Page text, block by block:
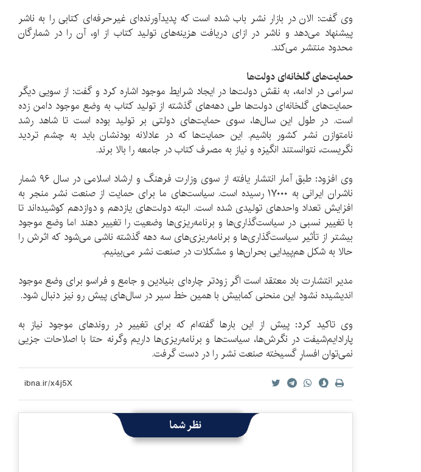
وی گفت: الان در بازار نشر باب شده است که پدیدآورنده‌ای غیرحرفه‌ای کتابی را به ناشر
پیشنهاد می‌دهد و ناشر در ازای دریافت هزینه‌های تولید کتاب از او، آن را در شمارگان
محدود منتشر می‌کند.
حمایت‌های گلخانه‌ای دولت‌ها
سرامی در ادامه، به نقش دولت‌ها در ایجاد شرایط موجود اشاره کرد و گفت: از سویی دیگر
حمایت‌های گلخانه‌ای دولت‌ها طی دهه‌های گذشته از تولید کتاب به وضع موجود دامن زده
است. در طول این سال‌ها، سوی حمایت‌های دولتی بر تولید بوده است تا شاهد رشد
نامتوازن نشر کشور باشیم. این حمایت‌ها که در عادلانه بودنشان باید به چشم تردید
نگریست، نتوانستند انگیزه‌ و نیاز به مصرف کتاب در جامعه را بالا برند.
وی افزود: طبق آمار انتشار یافته از سوی وزارت فرهنگ و ارشاد اسلامی در سال ۹۶ شمار
ناشران ایرانی به ۱۷۰۰۰ رسیده است. سیاست‌های ما برای حمایت از صنعت نشر منجر به
افزایش تعداد واحدهای تولیدی شده است. البته دولت‌های یازدهم و دوازدهم کوشیده‌اند تا
با تغییر نسبی در سیاست‌گذاری‌ها و برنامه‌ریزی‌ها وضعیت را تغییر دهند اما وضع موجود
بیشتر از تأثیر سیاست‌گذاری‌ها و برنامه‌ریزی‌های سه دهه‌ گذشته ناشی می‌شود که اثرش را
حالا به شکل هم‌پیدایی بحران‌‌ها و مشکلات در صنعت نشر می‌بینیم.
مدیر انتشارت باد معتقد است اگر زودتر چاره‌ای بنیادین و جامع و فراسو برای وضع موجود
اندیشیده نشود این منحنی کمابیش با همین خط سیر در سال‌های پیش رو نیز دنبال شود.
وی تاکید کرد: پیش از این بارها گفته‌ام که برای تغییر در روندهای موجود نیاز به
پارادایم‌شیفت در نگرش‌ها، سیاست‌ها و برنامه‌‌ریزی‌ها داریم وگرنه حتا با اصلاحات جزیی
نمی‌توان افسارِ گسیخته صنعت نشر را در دست گرفت.
نظر شما